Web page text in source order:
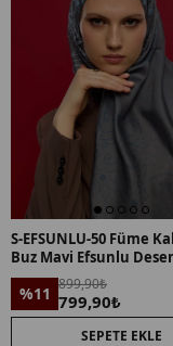
S-EFSUNLU-50 Füme
Buz Mavi Efsunlu
%11 899,90₺
799,90₺
SEPETE EKLE